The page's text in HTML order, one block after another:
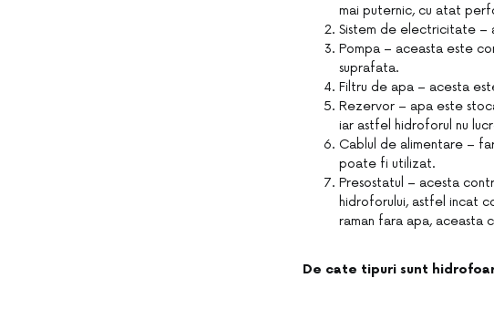
mai puternic, cu atat
Sistem de electricitate –
Pompa – aceasta este
suprafata.
Filtru de apa – acesta
Rezervor – apa este
iar astfel hidroforul nu
Cablul de alimentare –
poate fi utilizat.
Presostatul – acesta
hidroforului, astfel incat
raman fara apa, aceasta
De cate tipuri sunt